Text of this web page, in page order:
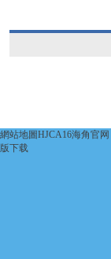
網站地圖HJCA16海角官网
版下载